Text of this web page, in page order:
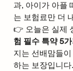
과, 아이가 아플
는 보험료만 더
👉 오늘은 실제
험 필수 특약 5가
지는 선배맘들
하는 보장입니다.